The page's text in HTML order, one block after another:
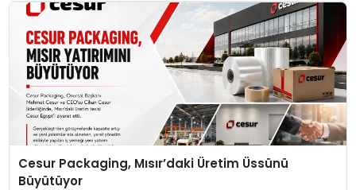
Cesur Packaging, Mısır’daki Üretim Üssünü
Büyütüyor